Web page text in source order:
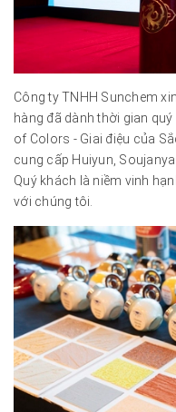
Công ty TNHH Sunchem
hàng đã dành thời gian
of Colors - Giai điệu của
cung cấp Huiyun,
Quý khách là niềm vinh
với chúng tôi.